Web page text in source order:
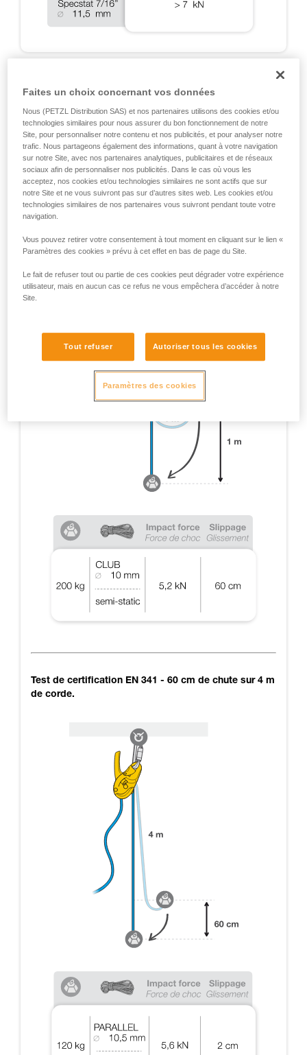
A2 : TESTS DYNAMIQUES SUR RIG 2018
Tests d’arrêt de chutes réalisés lors des certifications
EN 12841, EN 341, EN 15151 et NFPA, et tests
complémentaires Petzl destinés à couvrir les situations
exceptionnelles. Remarque : tous les tests réalisés ne
sont pas mentionnés ici, seuls ceux apportant une
information pertinente pour l’utilisation du RIG sont
cités.
Test de certification EN 12841 - Appareil sur 1 m de
dynamique 11 mm.
Test de certification EN 341 - 60 cm de chute sur 4 m
de corde.
Faites un choix concernant vos données
Nous (PETZL Distribution SAS) et nos partenaires utilisons des cookies et/ou
technologies similaires pour nous assurer du bon fonctionnement de notre
Site, pour personnaliser notre contenu et nos publicités, et pour analyser notre
trafic. Nous partageons également des informations, quant à votre navigation
sur notre Site, avec nos partenaires analytiques, publicitaires et de réseaux
sociaux afin de personnaliser nos publicités. Dans le cas où vous les
acceptez, nos cookies et/ou technologies similaires ne sont actifs que sur
notre Site et ne vous suivront pas sur d’autres sites web. Les cookies et/ou
technologies similaires de nos partenaires vous suivront pendant toute votre
navigation.
Vous pouvez retirer votre consentement à tout moment en cliquant sur le lien «
Paramètres des cookies » prévu à cet effet en bas de page du Site.
Le fait de refuser tout ou partie de ces cookies peut dégrader votre expérience
utilisateur, mais en aucun cas ce refus ne vous empêchera d’accéder à notre
Site.
Tout refuser Autoriser tous les cookies
Paramètres des cookies